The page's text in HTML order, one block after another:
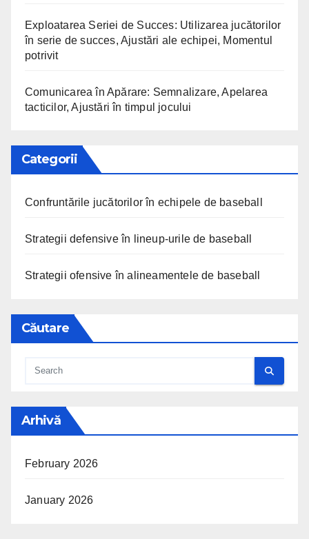
Exploatarea Seriei de Succes: Utilizarea jucătorilor
în serie de succes, Ajustări ale echipei, Momentul
potrivit
Comunicarea în Apărare: Semnalizare, Apelarea
tacticilor, Ajustări în timpul jocului
Categorii
Confruntările jucătorilor în echipele de baseball
Strategii defensive în lineup-urile de baseball
Strategii ofensive în alineamentele de baseball
Căutare
Arhivă
February 2026
January 2026